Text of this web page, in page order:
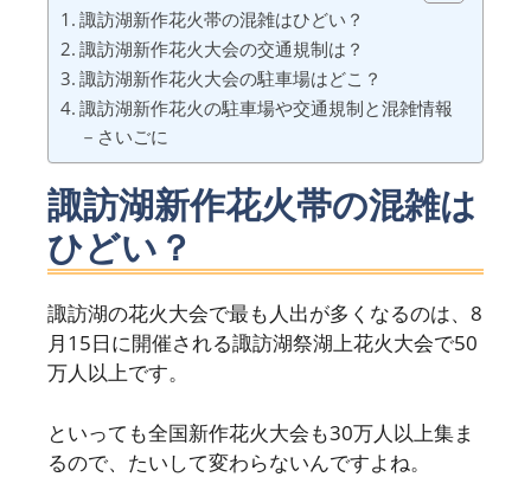
諏訪湖新作花火帯の混雑はひどい？
諏訪湖新作花火大会の交通規制は？
諏訪湖新作花火大会の駐車場はどこ？
諏訪湖新作花火の駐車場や交通規制と混雑情報
－さいごに
諏訪湖新作花火帯の混雑は
ひどい？
諏訪湖の花火大会で最も人出が多くなるのは、8
月15日に開催される諏訪湖祭湖上花火大会で50
万人以上です。
といっても全国新作花火大会も30万人以上集ま
るので、たいして変わらないんですよね。